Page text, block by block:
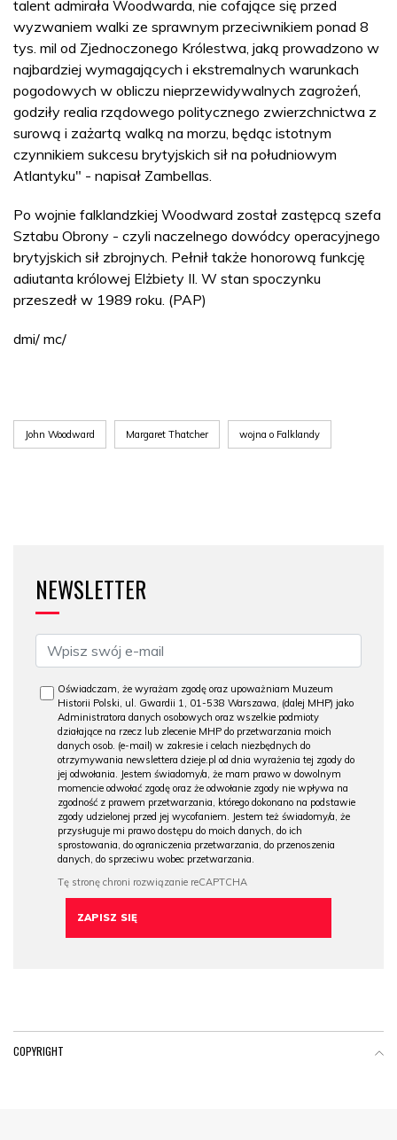
talent admirała Woodwarda, nie cofające się przed
wyzwaniem walki ze sprawnym przeciwnikiem ponad 8
tys. mil od Zjednoczonego Królestwa, jaką prowadzono w
najbardziej wymagających i ekstremalnych warunkach
pogodowych w obliczu nieprzewidywalnych zagrożeń,
godziły realia rządowego politycznego zwierzchnictwa z
surową i zażartą walką na morzu, będąc istotnym
czynnikiem sukcesu brytyjskich sił na południowym
Atlantyku" - napisał Zambellas.
Po wojnie falklandzkiej Woodward został zastępcą szefa
Sztabu Obrony - czyli naczelnego dowódcy operacyjnego
brytyjskich sił zbrojnych. Pełnił także honorową funkcję
adiutanta królowej Elżbiety II. W stan spoczynku
przeszedł w 1989 roku. (PAP)
dmi/ mc/
John Woodward Margaret Thatcher wojna o Falklandy
NEWSLETTER
Oświadczam, że wyrażam zgodę oraz upoważniam Muzeum
Historii Polski, ul. Gwardii 1, 01-538 Warszawa, (dalej MHP) jako
Administratora danych osobowych oraz wszelkie podmioty
działające na rzecz lub zlecenie MHP do przetwarzania moich
danych osob. (e-mail) w zakresie i celach niezbędnych do
otrzymywania newslettera dzieje.pl od dnia wyrażenia tej zgody do
jej odwołania. Jestem świadomy/a, że mam prawo w dowolnym
momencie odwołać zgodę oraz że odwołanie zgody nie wpływa na
zgodność z prawem przetwarzania, którego dokonano na podstawie
zgody udzielonej przed jej wycofaniem. Jestem też świadomy/a, że
przysługuje mi prawo dostępu do moich danych, do ich
sprostowania, do ograniczenia przetwarzania, do przenoszenia
danych, do sprzeciwu wobec przetwarzania.
COPYRIGHT